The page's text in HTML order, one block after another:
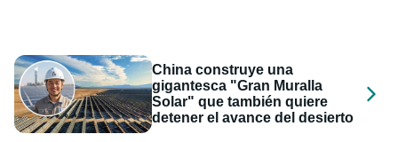
China construye una
gigantesca "Gran Muralla
Solar" que también quiere
detener el avance del desierto